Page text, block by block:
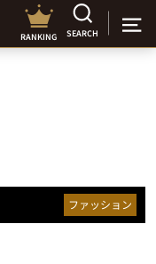
RANKING SEARCH
ファッション